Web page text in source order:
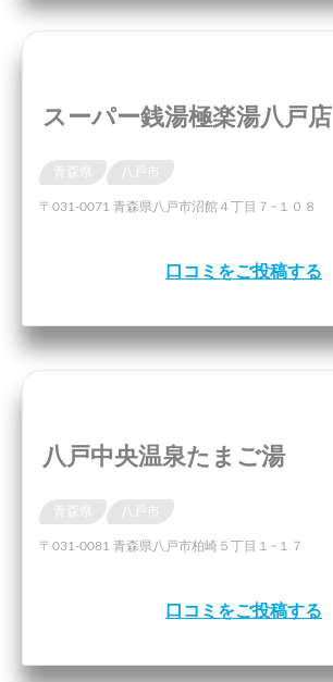
スーパー銭湯極楽湯八戸店
青森県
〒031-0071 青森県八戸市沼館４丁目７−１０８
口コミをご投稿する
八戸中央温泉たまご湯
青森県
〒031-0081 青森県八戸市柏崎５丁目１−１７
口コミをご投稿する